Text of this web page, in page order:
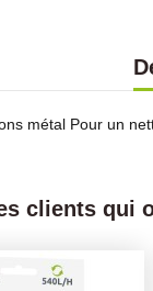
métal Pour un
clients qui